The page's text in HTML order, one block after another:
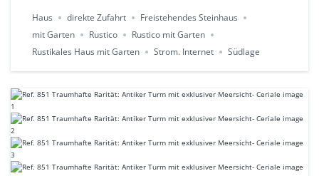
Haus direkte Zufahrt
Freistehendes Steinhaus
mit Garten
Rustico
Rustico mit Garten
Rustikales Haus mit Garten
Strom. Internet Südlage